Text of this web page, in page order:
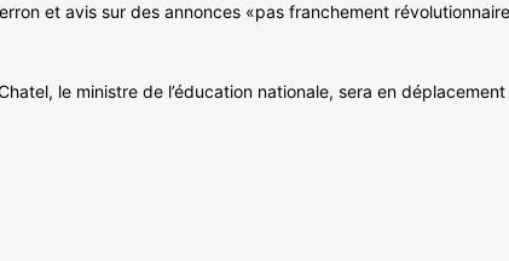
et avis sur des annonces «pas franchement
le ministre de l’éducation nationale, sera en